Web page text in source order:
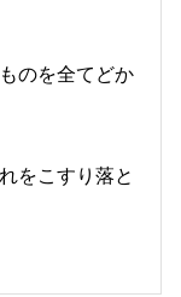
のを全てどか
をこすり落と